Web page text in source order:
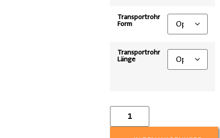
Transportrohr
Form
Transportrohr
Länge